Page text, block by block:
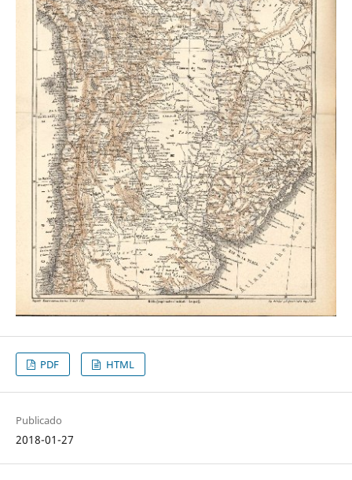
PDF HTML
Publicado
2018-01-27